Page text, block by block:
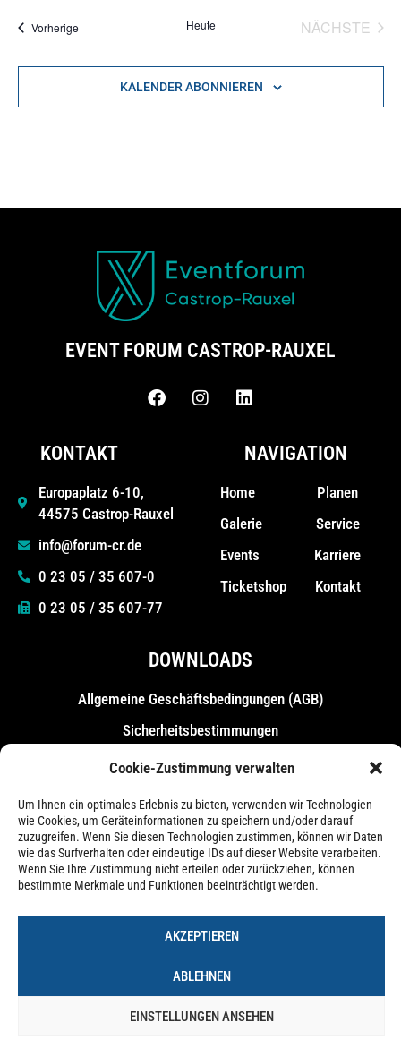
Cookie-Zustimmung verwalten
Um Ihnen ein optimales Erlebnis zu bieten, verwenden wir Technologien
wie Cookies, um Geräteinformationen zu speichern und/oder darauf
zuzugreifen. Wenn Sie diesen Technologien zustimmen, können wir Daten
wie das Surfverhalten oder eindeutige IDs auf dieser Website verarbeiten.
Wenn Sie Ihre Zustimmung nicht erteilen oder zurückziehen, können
bestimmte Merkmale und Funktionen beeinträchtigt werden.
AKZEPTIEREN
ABLEHNEN
EINSTELLUNGEN ANSEHEN
VorherigeVeranstaltungen Heute NÄCHSTE
KALENDER ABONNIEREN
EVENT FORUM CASTROP-RAUXEL
KONTAKT
Europaplatz 6-10,
44575 Castrop-Rauxel
info@forum-cr.de
0 23 05 / 35 607-0
0 23 05 / 35 607-77
NAVIGATION
Home
Galerie
Events
Ticketshop
Planen
Service
Karriere
Kontakt
DOWNLOADS
Allgemeine Geschäfts­bedingungen (AGB)
Sicherheitsbestimmungen
Messebestimmungen
DatenschutzerklärungCookie-Richtlinie (EU)